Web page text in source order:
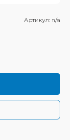
Артикул: n/a